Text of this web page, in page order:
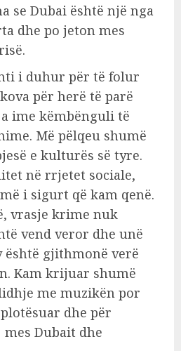
se Dubai është një nga
dhe po jeton mes
i duhur për të folur
për herë të parë
ime këmbënguli të
Më pëlqeu shumë
e kulturës së tyre.
në rrjetet sociale,
i sigurt që kam qenë.
vrasje krime nuk
vend veror dhe unë
është gjithmonë verë
Kam krijuar shumë
me muzikën por
dhe për
Dubait dhe